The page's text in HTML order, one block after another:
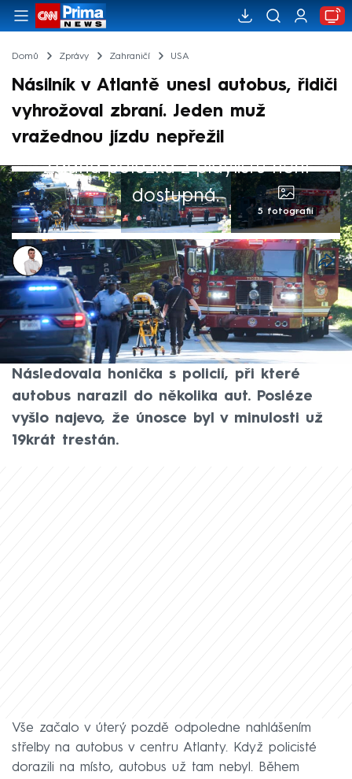
Domů Zprávy Zahraničí USA
Násilník v Atlantě unesl autobus, řidiči
vyhrožoval zbraní. Jeden muž
vražednou jízdu nepřežil
Žádná položka z playlistu není
dostupná.
5 fotografií
Lukáš Cigánek
12. čvn 2024, 19:44
Ozbrojený muž v Atlantě unesl příměstský
autobus se 17 lidmi. Řidiči přiložil k hlavě
pistoli a nařídil mu, ať nezastavuje.
Následovala honička s policií, při které
autobus narazil do několika aut. Posléze
vyšlo najevo, že únosce byl v minulosti už
19krát trestán.
Vše začalo v úterý pozdě odpoledne nahlášením
střelby na autobus v centru Atlanty. Když policisté
dorazili na místo, autobus už tam nebyl. Během